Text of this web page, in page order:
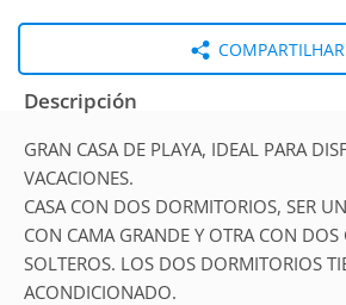
COMPARTILHAR
Descripción
GRAN CASA DE PLAYA, IDEAL PARA
VACACIONES.
CASA CON DOS DORMITORIOS, SER
CON CAMA GRANDE Y OTRA CON DOS
SOLTEROS. LOS DOS DORMITORIOS
ACONDICIONADO.